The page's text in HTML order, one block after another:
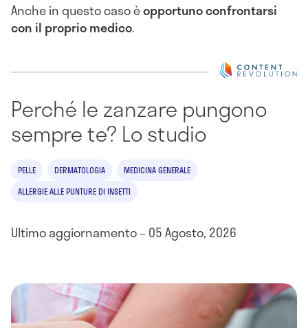
Anche in questo caso èopportuno confrontarsi
con il proprio medico.
Perché le zanzare pungono
sempre te? Lo studio
PELLE DERMATOLOGIA
MEDICINA GENERALE
ALLERGIE ALLE PUNTURE DI INSETTI
Ultimo aggiornamento – 05 Agosto, 2026